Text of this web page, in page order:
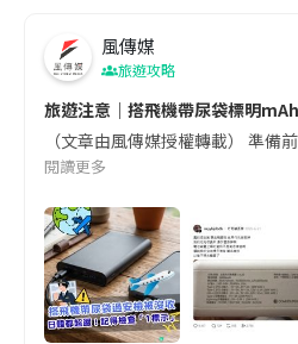
風傳媒
旅遊攻略
旅遊注意｜搭飛機帶尿袋標明
（文章由風傳媒授權轉載） 準
閱讀更多